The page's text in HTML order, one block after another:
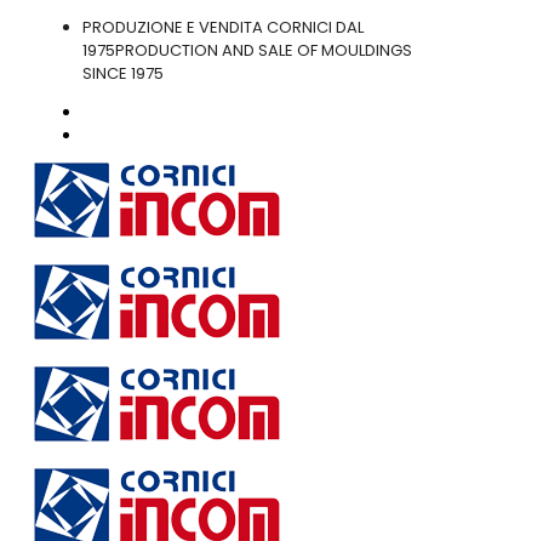
PRODUZIONE E VENDITA CORNICI DAL
1975PRODUCTION AND SALE OF MOULDINGS
SINCE 1975